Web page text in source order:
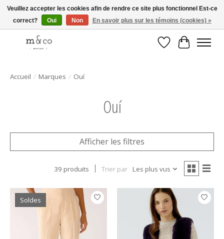
Livraison gratuite avec tout achat de 250$ et plus
Liste dePanier
Accueil / Marques / Ouí
Ouí
Afficher les filtres
39 produits Trier par Les plus vus
Soldes
Veuillez accepter les cookies afin de rendre ce site plus fonctionnel Est-ce
correct?
Oui Non En savoir plus sur les témoins (cookies) »